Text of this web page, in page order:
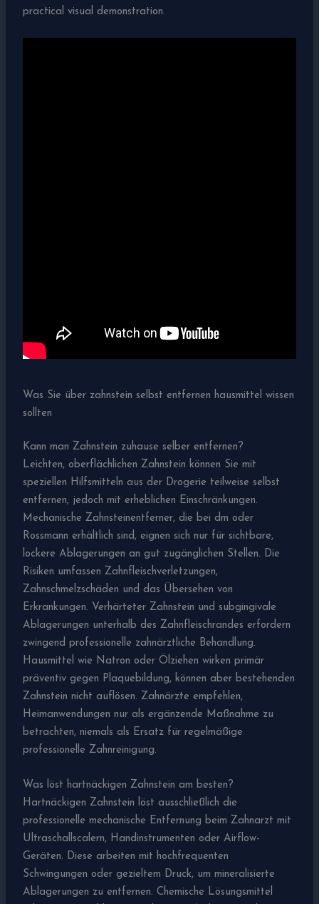
practical visual demonstration.
Was Sie über zahnstein selbst entfernen hausmittel wissen
sollten
Kann man Zahnstein zuhause selber entfernen?
Leichten, oberflächlichen Zahnstein können Sie mit
speziellen Hilfsmitteln aus der Drogerie teilweise selbst
entfernen, jedoch mit erheblichen Einschränkungen.
Mechanische Zahnsteinentferner, die bei dm oder
Rossmann erhältlich sind, eignen sich nur für sichtbare,
lockere Ablagerungen an gut zugänglichen Stellen. Die
Risiken umfassen Zahnfleischverletzungen,
Zahnschmelzschäden und das Übersehen von
Erkrankungen. Verhärteter Zahnstein und subgingivale
Ablagerungen unterhalb des Zahnfleischrandes erfordern
zwingend professionelle zahnärztliche Behandlung.
Hausmittel wie Natron oder Ölziehen wirken primär
präventiv gegen Plaquebildung, können aber bestehenden
Zahnstein nicht auflösen. Zahnärzte empfehlen,
Heimanwendungen nur als ergänzende Maßnahme zu
betrachten, niemals als Ersatz für regelmäßige
professionelle Zahnreinigung.
Was löst hartnäckigen Zahnstein am besten?
Hartnäckigen Zahnstein löst ausschließlich die
professionelle mechanische Entfernung beim Zahnarzt mit
Ultraschallscalern, Handinstrumenten oder Airflow-
Geräten. Diese arbeiten mit hochfrequenten
Schwingungen oder gezieltem Druck, um mineralisierte
Ablagerungen zu entfernen. Chemische Lösungsmittel